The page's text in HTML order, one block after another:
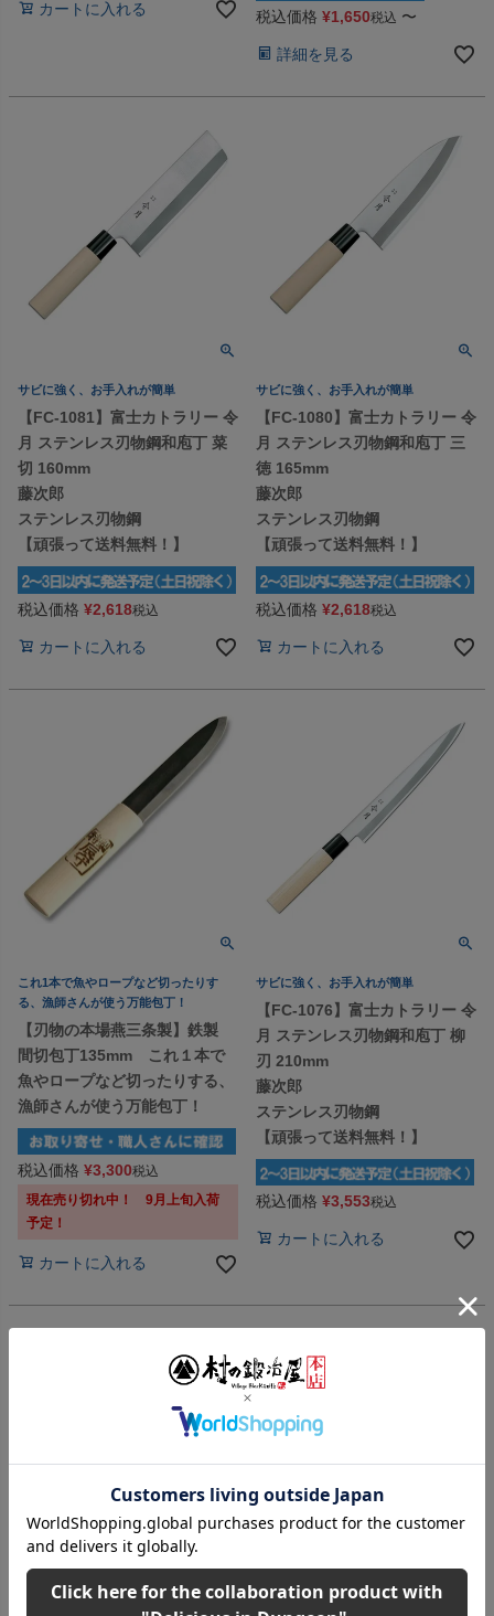
カートに入れる 税込価格 ¥1,650税込 〜
詳細を見る
サビに強く、お手入れが簡単
【FC-1081】富士カトラリー 令
月 ステンレス刃物鋼和庖丁 菜
切 160mm
藤次郎
ステンレス刃物鋼
【頑張って送料無料！】
税込価格 ¥2,618税込
カートに入れる
サビに強く、お手入れが簡単
【FC-1080】富士カトラリー 令
月 ステンレス刃物鋼和庖丁 三
徳 165mm
藤次郎
ステンレス刃物鋼
【頑張って送料無料！】
税込価格 ¥2,618税込
カートに入れる
これ1本で魚やロープなど切ったりす
る、漁師さんが使う万能包丁！
【刃物の本場燕三条製】鉄製
間切包丁135mm これ１本で
魚やロープなど切ったりする、
漁師さんが使う万能包丁！
税込価格 ¥3,300税込
現在売り切れ中！ 9月上旬入荷
予定！
カートに入れる
サビに強く、お手入れが簡単
【FC-1076】富士カトラリー 令
月 ステンレス刃物鋼和庖丁 柳
刃 210mm
藤次郎
ステンレス刃物鋼
【頑張って送料無料！】
税込価格 ¥3,553税込
カートに入れる
サビに強く、お手入れが簡単 衛生的で耐久性にも優れた口金付